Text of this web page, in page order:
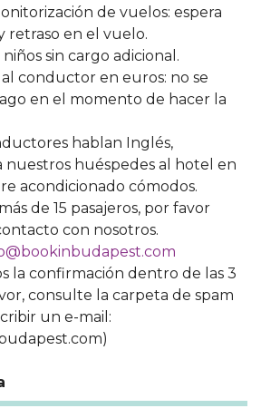
de vuelos: espera
retraso en el vuelo.
sin cargo adicional.
conductor en euros: no se
en el momento de hacer la
hablan Inglés,
nuestros huéspedes al hotel en
acondicionado cómodos.
de 15 pasajeros, por favor
con nosotros.
la confirmación dentro de las 3
consulte la carpeta de spam
un e-mail: